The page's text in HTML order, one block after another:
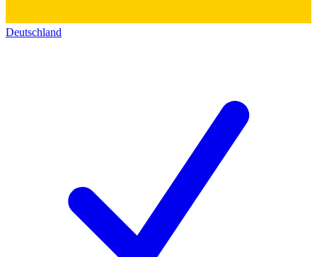
Deutschland